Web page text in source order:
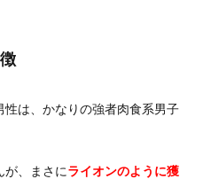
性は、かなりの強者肉食系男子
が、まさにライオンのように獲